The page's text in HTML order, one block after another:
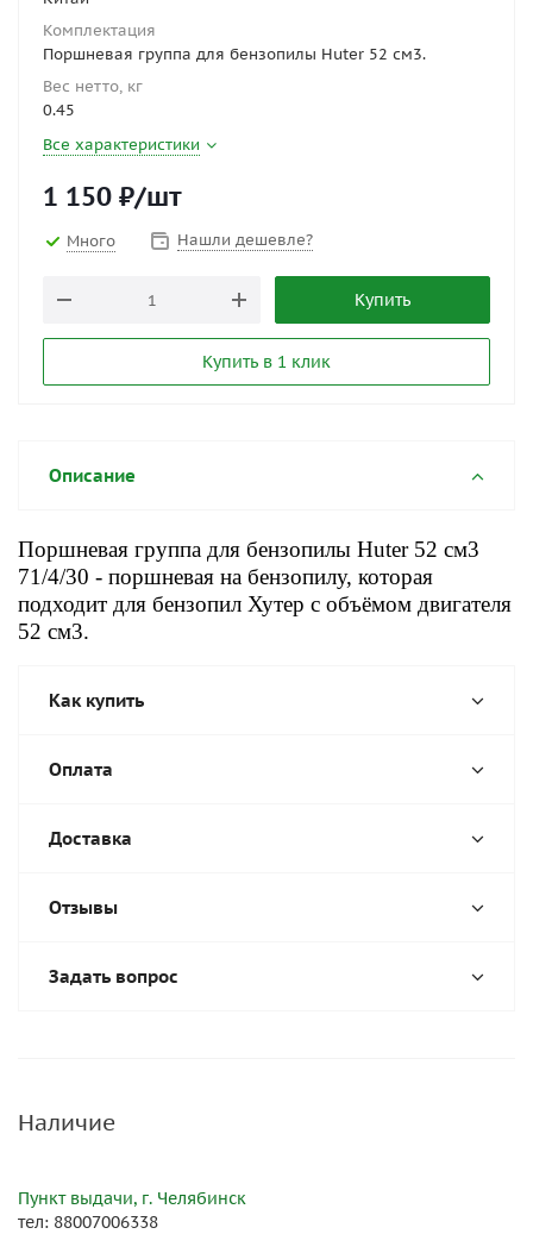
Комплектация
Поршневая группа для бензопилы Huter 52 см3.
Вес нетто, кг
0.45
Все характеристики
1 150 ₽/шт
Много Нашли дешевле?
Купить
Купить в 1 клик
Описание
Поршневая группа для бензопилы Huter 52 см3
71/4/30 - поршневая на бензопилу, которая
подходит для бензопил Хутер с объёмом двигателя
52 см3.
Как купить
Оплата
Доставка
Отзывы
Задать вопрос
Наличие
Пункт выдачи, г. Челябинск
тел: 88007006338